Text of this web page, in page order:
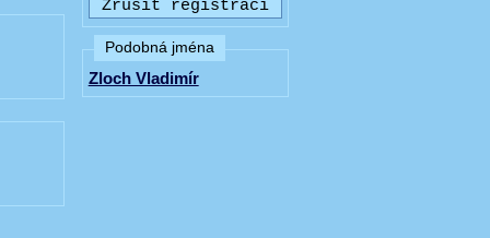
Podobná jména
Zloch Vladimír